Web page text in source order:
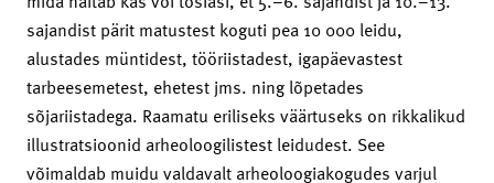
sajandist pärit matustest koguti pea 10 000 leidu,
alustades müntidest, tööriistadest, igapäevastest
tarbeesemetest, ehetest jms. ning lõpetades
sõjariistadega. Raamatu eriliseks väärtuseks on rikkalikud
illustratsioonid arheoloogilistest leidudest. See
võimaldab muidu valdavalt arheoloogiakogudes varjul